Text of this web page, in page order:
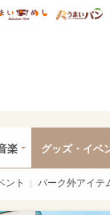
ディズニー特集
うまいめし
楽 グッズ・イベ
ント パーク外アイテ